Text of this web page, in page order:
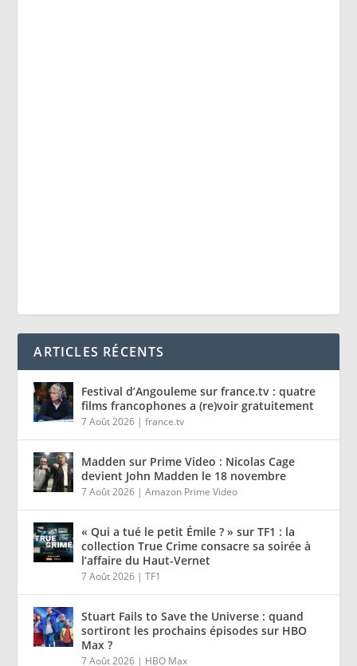
ARTICLES RÉCENTS
Festival d’Angouleme sur france.tv : quatre
films francophones a (re)voir gratuitement
7 Août 2026 |france.tv
Madden sur Prime Video : Nicolas Cage
devient John Madden le 18 novembre
7 Août 2026 |Amazon Prime Video
« Qui a tué le petit Émile ? » sur TF1 : la
collection True Crime consacre sa soirée à
l’affaire du Haut-Vernet
7 Août 2026 |TF1
Stuart Fails to Save the Universe : quand
sortiront les prochains épisodes sur HBO
Max ?
7 Août 2026 | HBO Max